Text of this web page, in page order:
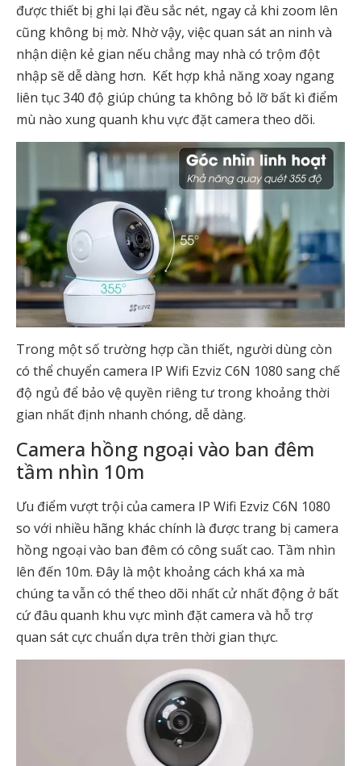
được thiết bị ghi lại đều sắc nét, ngay cả khi zoom lên
cũng không bị mờ. Nhờ vậy, việc quan sát an ninh và
nhận diện kẻ gian nếu chẳng may nhà có trộm đột
nhập sẽ dễ dàng hơn. Kết hợp khả năng xoay ngang
liên tục 340 độ giúp chúng ta không bỏ lỡ bất kì điểm
mù nào xung quanh khu vực đặt camera theo dõi.
Trong một số trường hợp cần thiết, người dùng còn
có thể chuyển camera IP Wifi Ezviz C6N 1080 sang chế
độ ngủ để bảo vệ quyền riêng tư trong khoảng thời
gian nhất định nhanh chóng, dễ dàng.
Camera hồng ngoại vào ban đêm
tầm nhìn 10m
Ưu điểm vượt trội của camera IP Wifi Ezviz C6N 1080
so với nhiều hãng khác chính là được trang bị camera
hồng ngoại vào ban đêm có công suất cao. Tầm nhìn
lên đến 10m. Đây là một khoảng cách khá xa mà
chúng ta vẫn có thể theo dõi nhất cử nhất động ở bất
cứ đâu quanh khu vực mình đặt camera và hỗ trợ
quan sát cực chuẩn dựa trên thời gian thực.